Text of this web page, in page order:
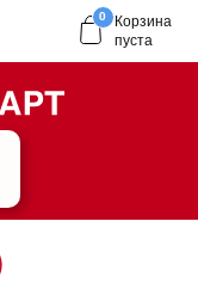
0
Корзина
пуста